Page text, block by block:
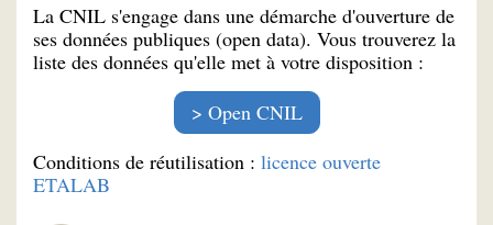
La CNIL s'engage dans une démarche d'ouverture de
ses données publiques (open data). Vous trouverez la
liste des données qu'elle met à votre disposition :
Open CNIL
Conditions de réutilisation : licence ouverte
ETALAB